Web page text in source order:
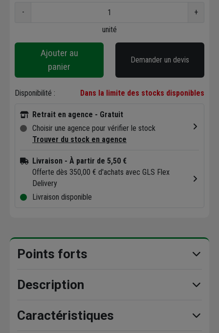
-
+
unité
Ajouter au
panier
Demander un devis
Disponibilité : Dans la limite des stocks disponibles
Retrait en agence - Gratuit
Choisir une agence pour vérifier le stock
Trouver du stock en agence
Livraison - À partir de 5,50 €
Offerte dès 350,00 € d'achats avec GLS Flex
Delivery
Livraison disponible
Points forts
Description
Caractéristiques